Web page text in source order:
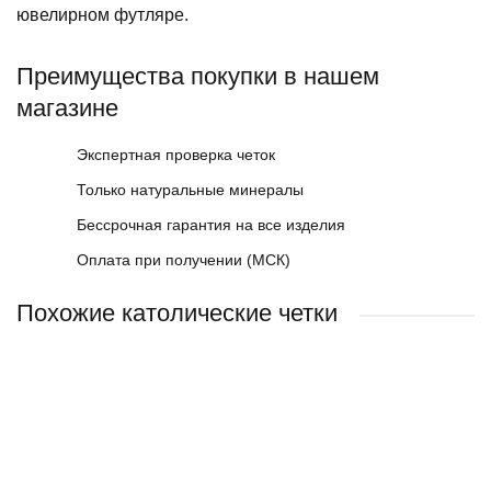
ювелирном футляре.
Преимущества покупки в нашем
магазине
Экспертная проверка четок
Только натуральные минералы
Бессрочная гарантия на все изделия
Оплата при получении (МСК)
Похожие католические четки